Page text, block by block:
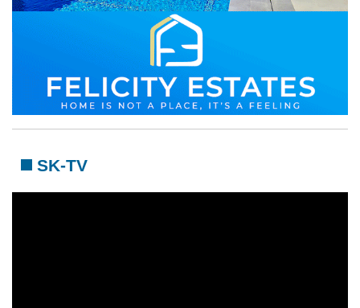
SK-TV